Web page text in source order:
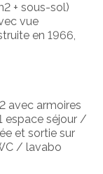
+ sous-sol)
vue
en 1966,
avec armoires
espace séjour /
et sortie sur
/ lavabo